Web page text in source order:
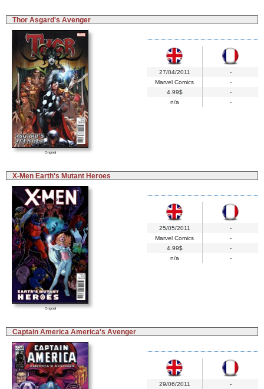
Thor Asgard's Avenger
Original
27/04/2011
-
Marvel Comics
-
4.99$
-
n/a
-
X-Men Earth's Mutant Heroes
Original
25/05/2011
-
Marvel Comics
-
4.99$
-
n/a
-
Captain America America's Avenger
29/06/2011
-